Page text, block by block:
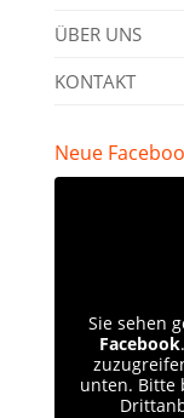
ÜBER UNS
KONTAKT
Neue
Sie sehen
Facebook
unten. Bitte